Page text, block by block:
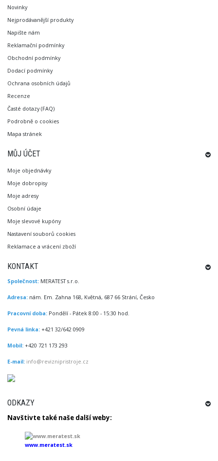
Novinky
Nejprodávanější produkty
Napište nám
Reklamační podmínky
Obchodní podmínky
Dodací podmínky
Ochrana osobních údajů
Recenze
Časté dotazy (FAQ)
Podrobně o cookies
Mapa stránek
MŮJ ÚČET
Moje objednávky
Moje dobropisy
Moje adresy
Osobní údaje
Moje slevové kupóny
Nastavení souborů cookies
Reklamace a vrácení zboží
KONTAKT
Společnost: MERATEST s.r.o.
Adresa: nám. Em. Zahna 168, Květná, 687 66 Strání, Česko
Pracovní doba: Pondělí - Pátek 8:00 - 15:30 hod.
Pevná linka: +421 32/642 0909
Mobil: +420 721 173 293
E-mail: info@reviznipristroje.cz
ODKAZY
Navštivte také naše dalšíweby:
www.meratest.sk